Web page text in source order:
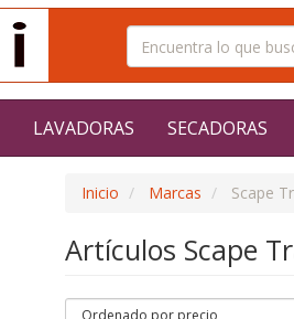
LAVADORAS SECADORAS
Inicio Marcas Scape
Artículos Scape